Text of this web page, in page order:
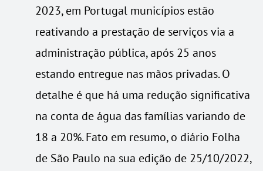
2023, em Portugal municípios estão
reativando a prestação de serviços via a
administração pública, após 25 anos
estando entregue nas mãos privadas. O
detalhe é que há uma redução significativa
na conta de água das famílias variando de
18 a 20%. Fato em resumo, o diário Folha
de São Paulo na sua edição de 25/10/2022,